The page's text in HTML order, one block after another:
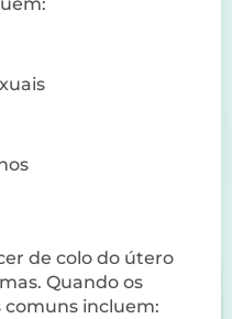
de colo do útero
Quando os
comuns incluem: